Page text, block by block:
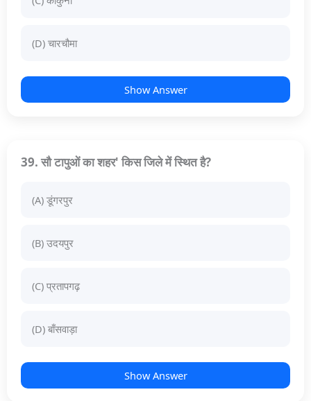
(D) चारचौमा
Show Answer
39. सौ टापुओं का शहर' किस जिले में स्थित है?
(A) डूंगरपुर
(B) उदयपुर
(C) प्रतापगढ़
(D) बाँसवाड़ा
Show Answer